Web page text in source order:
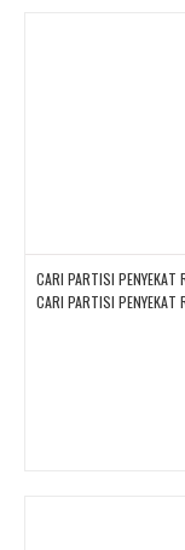
CARI PARTISI PENYEKAT
CARI PARTISI PENYEKAT
CARI PARTISI
CARI PARTISI
CARI PARTISI